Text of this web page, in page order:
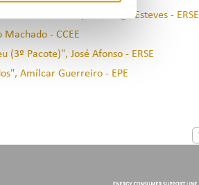
contexto Europeu", Jorge Esteves - ERSE
- CCEE
Pacote)", José Afonso - ERSE
Amílcar Guerreiro - EPE